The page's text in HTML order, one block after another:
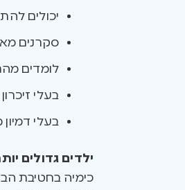
יכולים
סקרנים
לומדים
בעלי
בעלי
ילדים גדולים
כימיה בחטיבת